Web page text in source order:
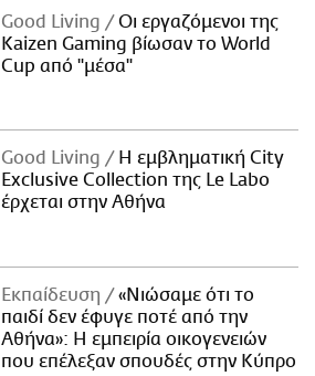
Good Living
Οι εργαζόμενοι της
Kaizen Gaming βίωσαν το World
Cup από "μέσα"
Good Living
Η εμβληματική City
Exclusive Collection της Le Labo
έρχεται στην Αθήνα
Εκπαίδευση
«Νιώσαμε ότι το
παιδί δεν έφυγε ποτέ από την
Αθήνα»: Η εμπειρία οικογενειών
που επέλεξαν σπουδές στην Κύπρο